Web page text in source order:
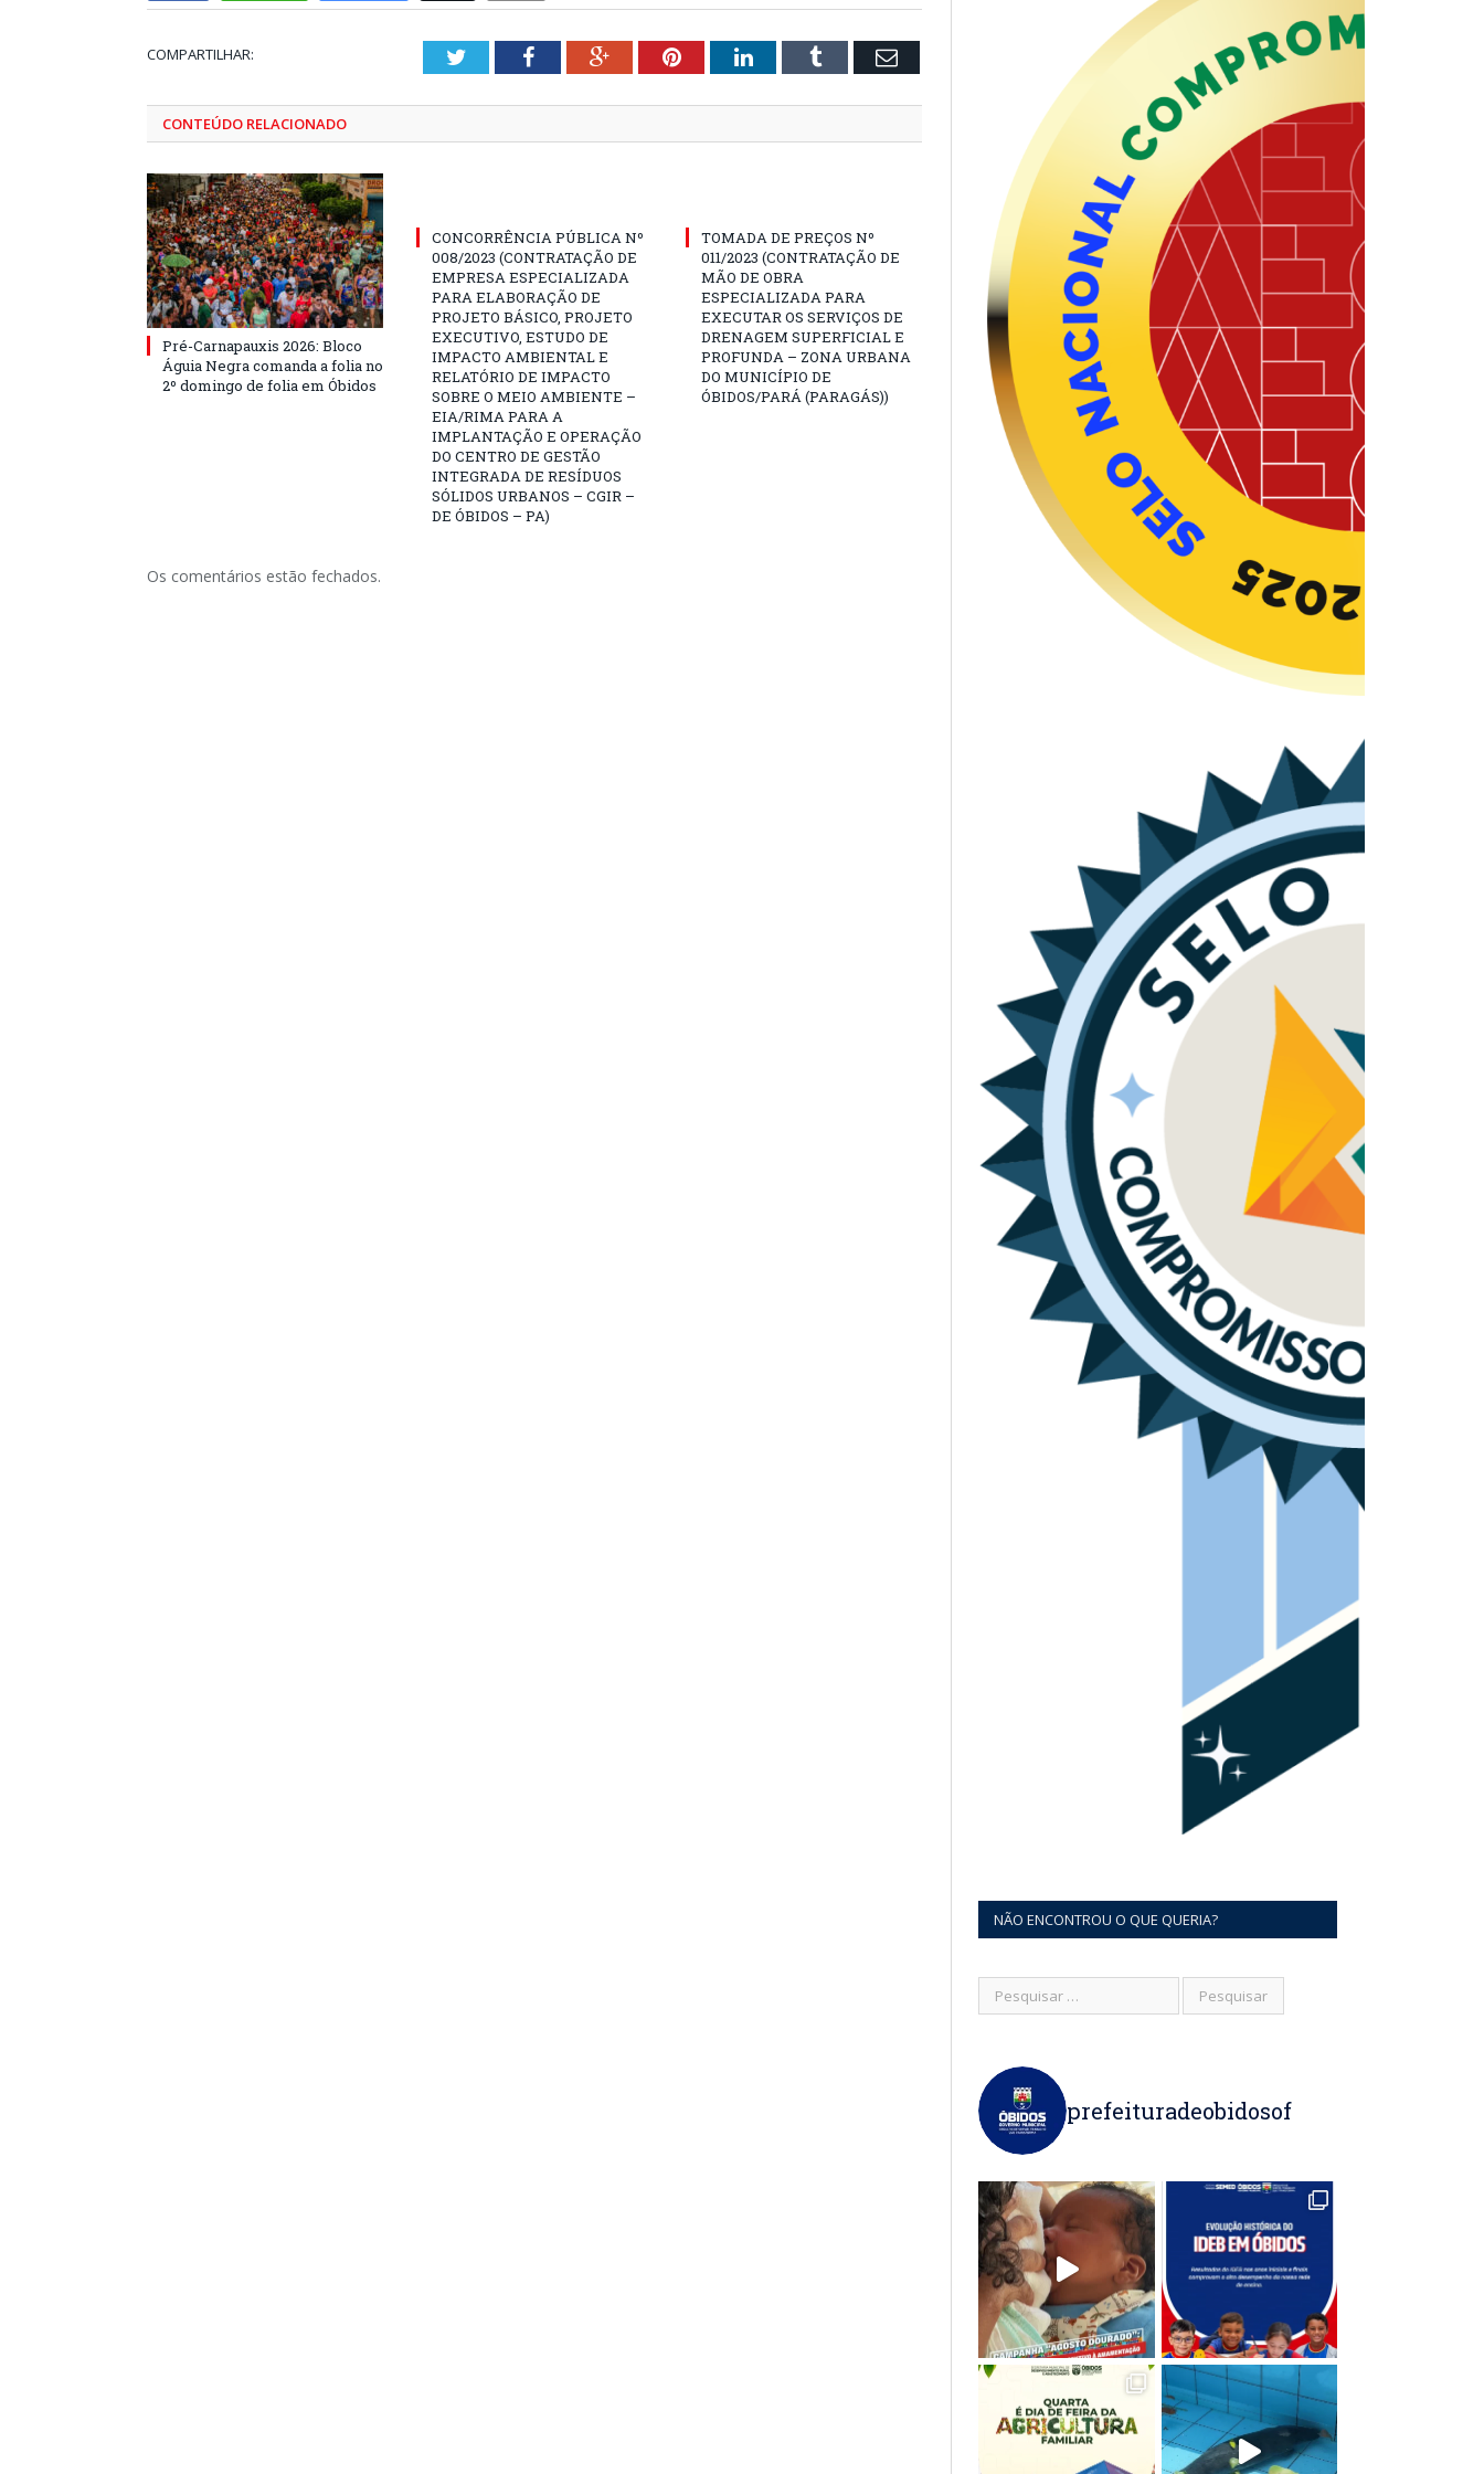
COMPARTILHAR: TwitterFacebookGoogle+PinterestLinkedInTumblr Email
CONTEÚDO RELACIONADO
Pré-Carnapauxis 2026: Bloco
Águia Negra comanda a folia no
2º domingo de folia em Óbidos
CONCORRÊNCIA PÚBLICA Nº
008/2023 (CONTRATAÇÃO DE
EMPRESA ESPECIALIZADA
PARA ELABORAÇÃO DE
PROJETO BÁSICO, PROJETO
EXECUTIVO, ESTUDO DE
IMPACTO AMBIENTAL E
RELATÓRIO DE IMPACTO
SOBRE O MEIO AMBIENTE –
EIA/RIMA PARA A
IMPLANTAÇÃO E OPERAÇÃO
DO CENTRO DE GESTÃO
INTEGRADA DE RESÍDUOS
SÓLIDOS URBANOS – CGIR –
DE ÓBIDOS – PA)
TOMADA DE PREÇOS Nº
011/2023 (CONTRATAÇÃO DE
MÃO DE OBRA
ESPECIALIZADA PARA
EXECUTAR OS SERVIÇOS DE
DRENAGEM SUPERFICIAL E
PROFUNDA – ZONA URBANA
DO MUNICÍPIO DE
ÓBIDOS/PARÁ (PARAGÁS))
Os comentários estão fechados.
NÃO ENCONTROU O QUE QUERIA?
prefeituradeobidosof